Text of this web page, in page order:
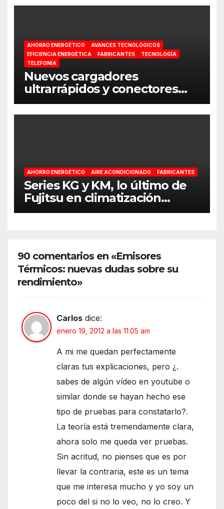
AHORRO ENERGÉTICO
AVANCES TECNOLÓGICOS
EFICIENCIA ENERGÉTICA
FABRICANTES
TECNOLOGÍA
TELEFONÍA
Nuevos cargadores
ultrarrápidos y conectores
Lightning para Apple de
Hama
AHORRO ENERGÉTICO AIRE ACONDICIONADO FABRICANTES
Series KG y KM, lo último de
Fujitsu en climatización
doméstica
90 comentarios en «Emisores
Térmicos: nuevas dudas sobre su
rendimiento»
Carlos dice:
enero 19, 2012 a las 11:05 am
A mi me quedan perfectamente
claras tus explicaciones, pero ¿.
sabes de algún vídeo en youtube o
similar donde se hayan hecho ese
tipo de pruebas para constatarlo?.
La teoría está tremendamente clara,
ahora solo me queda ver pruebas.
Sin acritud, no pienses que es por
llevar la contraria, este es un tema
que me interesa mucho y yo soy un
poco del si no lo veo, no lo creo. Y